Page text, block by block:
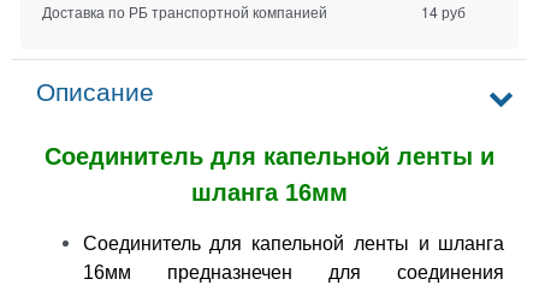
Доставка по РБ транспортной компанией
14 руб
Описание
Соединитель для капельной ленты и
шланга 16мм
Соединитель для капельной ленты и шланга
16мм предназнечен для соединения